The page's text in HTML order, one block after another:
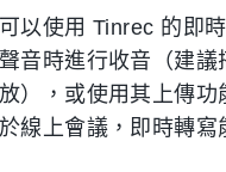
以使用 Tinrec 的即
音時進行收音（建議
），或使用其上傳功
線上會議，即時轉寫